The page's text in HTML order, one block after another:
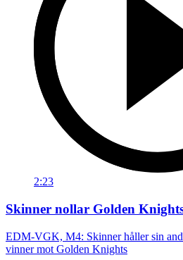
2:23
Skinner nollar Golden
EDM-VGK, M4: Skinner håller sin
vinner mot Golden Knights